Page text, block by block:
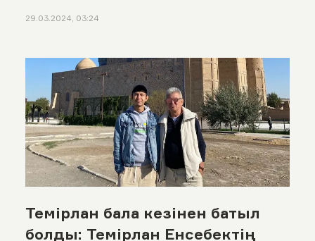
29.03.2024, 03:24
Темірлан бала кезінен батыл
болды: Темірлан Енсебектің